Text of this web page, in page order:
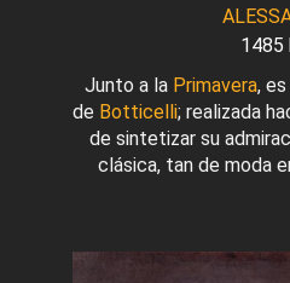
1485
Junto a la Primavera,
de Botticelli; realizada
de sintetizar su
clásica, tan de moda